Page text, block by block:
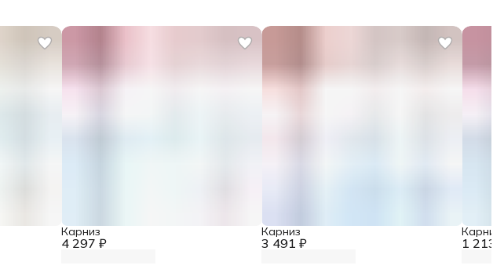
4 297 ₽
Карниз
3 491 ₽
Карниз
1 213
Карниз